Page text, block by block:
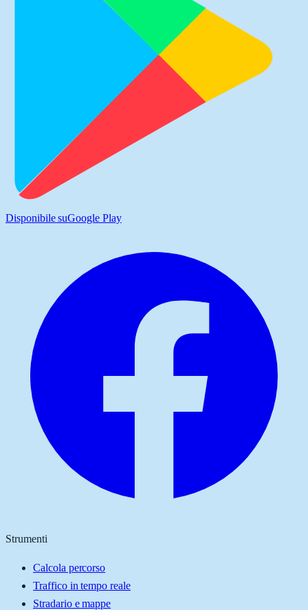
Disponibile suGoogle Play
Strumenti
Calcola percorso
Traffico in tempo reale
Stradario e mappe